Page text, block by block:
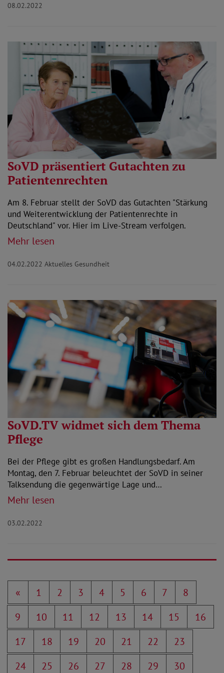
08.02.2022
SoVD präsentiert Gutachten zu
Patientenrechten
Am 8. Februar stellt der SoVD das Gutachten "Stärkung
und Weiterentwicklung der Patientenrechte in
Deutschland" vor. Hier im Live-Stream verfolgen.
Mehr lesen
04.02.2022 Aktuelles Gesundheit
SoVD.TV widmet sich dem Thema
Pflege
Bei der Pflege gibt es großen Handlungsbedarf. Am
Montag, den 7. Februar beleuchtet der SoVD in seiner
Talksendung die gegenwärtige Lage und…
Mehr lesen
03.02.2022
« 1 2 3 4 5 6 7
8
9
10 11 12 13 14 15
16
17
18 19 20 21 22
23
24
25 26 27 28 29
30